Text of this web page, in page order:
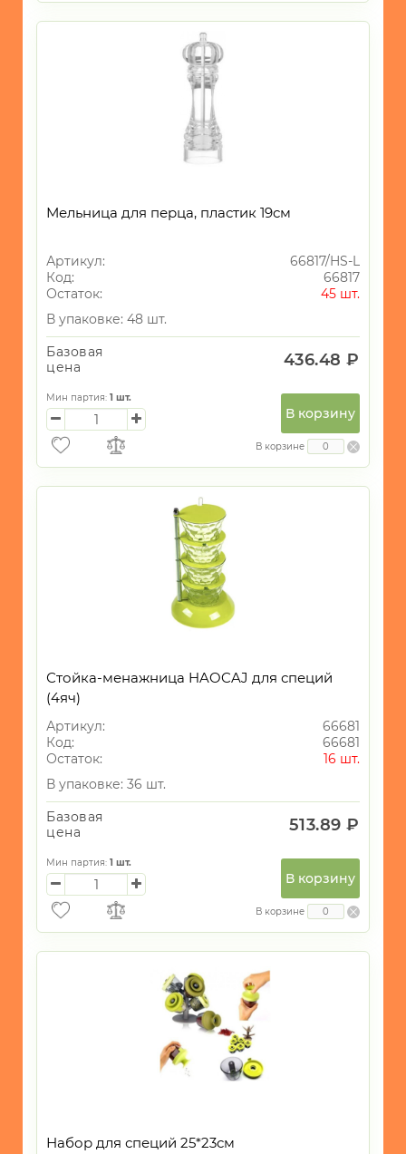
Мельница для перца, пластик 19см
Артикул:
66817/HS-L
Код:
66817
Остаток:
45 шт.
В упаковке: 48 шт.
Базовая
цена
436.48 ₽
Мин партия: 1 шт.
В корзину
В корзине
Стойка-менажница HAOCAJ для специй
(4яч)
Артикул:
66681
Код:
66681
Остаток:
16 шт.
В упаковке: 36 шт.
Базовая
цена
513.89 ₽
Мин партия: 1 шт.
В корзину
В корзине
Набор для специй 25*23см